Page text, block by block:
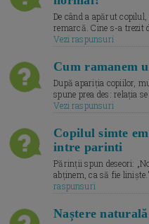
De când a apărut
remarcă. Cine s-a trezit
Vezi raspunsuri
Cum ramanem
După apariția copiilor,
spune prea des: relația
Vezi raspunsuri
Copilul simte
intre parinti
Părinții spun deseori:
abținem, ca să fie
raspunsuri
Naștere